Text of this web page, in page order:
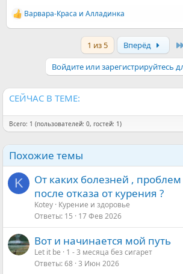
Р
е
Варвара-Краса и Алладинка
1 из 5 Вперёд
Войдите или зарегистрируйтесь
СЕЙЧАС В ТЕМЕ:
Всего: 1 (пользователей: 0, гостей: 1)
Похожие темы
K
От каких болезней ,
после отказа от курения ?
Kotey Курение и здоровье
Ответы 15 17 Фев 2026
Вот и начинается мой путь
Let it be
1 - 3 месяца без сигарет
Ответы 68 3 Июн 2026